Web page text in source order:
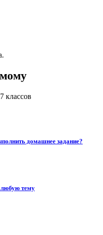
классов
домашнее задание?
тему